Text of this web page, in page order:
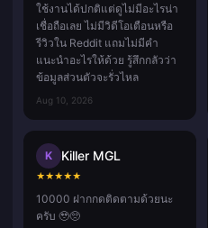
ใช้งานได้ปกติแต่ดูไม่มีอะไรน่า
เชื่อถือเลย ไม่มีวิดีโอเตือนหรือ
รีวิวใน Reddit แถมไม่มีคำ
แนะนำอะไรให้ด้วย รู้สึกกลัวว่า
ข้อมูลส่วนตัวจะรั่วไหล
Aug 10, 2026
K Killer MGL
★★★★★
10000 ฝากกดติดตามด้วยนะ
ครับ 🥹🥺